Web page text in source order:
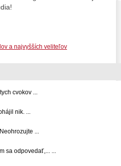
a najvyšších veliteľov
cvokov ...
nik. ...
...
sa odpovedať,... ...